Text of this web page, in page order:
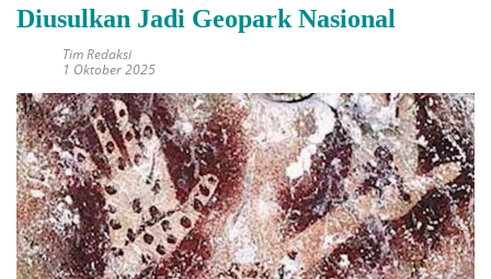
Diusulkan Jadi Geopark Nasional
Tim Redaksi
1 Oktober 2025